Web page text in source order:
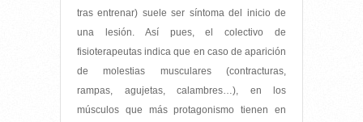
tras entrenar) suele ser síntoma del inicio de
una lesión. Así pues, el colectivo de
fisioterapeutas indica que en caso de aparición
de molestias musculares (contracturas,
rampas, agujetas, calambres…), en los
músculos que más protagonismo tienen en